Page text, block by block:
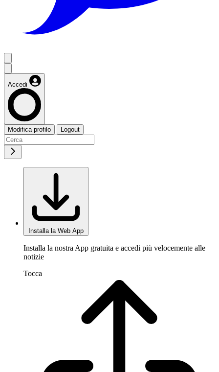
Accedi
Modifica profilo Logout
Installa la Web App
Installa la nostra App gratuita e accedi più velocemente alle
notizie
Tocca